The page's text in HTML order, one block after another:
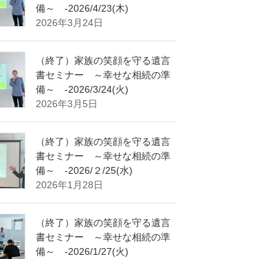
備～ -2026/4/23(木)
2026年3月24日
（終了）家族の笑顔を守る遺言
書セミナー ～幸せな相続の準
備～ -2026/3/24(火)
2026年3月5日
（終了）家族の笑顔を守る遺言
書セミナー ～幸せな相続の準
備～ -2026/２/25(水)
2026年1月28日
（終了）家族の笑顔を守る遺言
書セミナー ～幸せな相続の準
備～ -2026/1/27(火)